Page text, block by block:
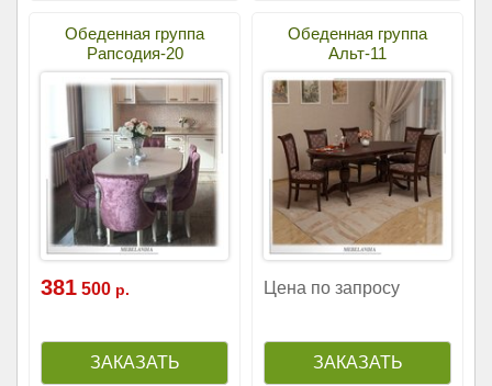
Обеденная группа
Рапсодия-20
381 500 р.
Обеденная группа
Альт-11
Цена по запросу